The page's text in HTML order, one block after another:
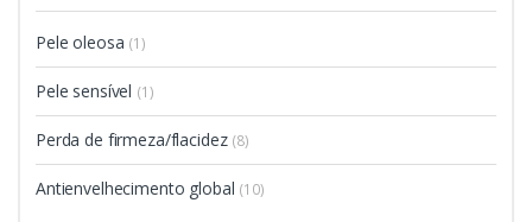
Pele oleosa (1)
Pele sensível (1)
Perda de firmeza/flacidez (8)
Antienvelhecimento global (10)